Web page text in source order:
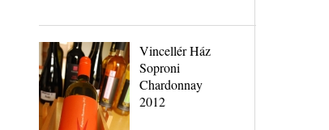
Vincellér Ház
Soproni
Chardonnay
2012